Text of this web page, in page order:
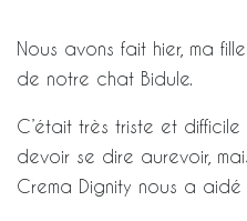
Nous avons fait hier, ma
de notre chat Bidule.
C’était très triste et
devoir se dire aurevoir,
Crema Dignity nous a